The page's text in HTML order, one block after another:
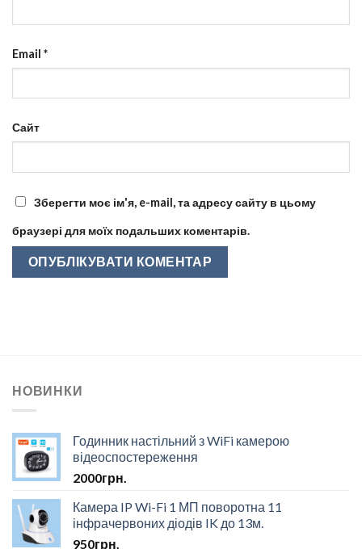
Email *
Сайт
Зберегти моє ім'я, e-mail, та адресу сайту в цьому
браузері для моїх подальших коментарів.
НОВИНКИ
Годинник настільний з WiFi камерою
відеоспостереження
2000грн.
Камера IP Wi-Fi 1 МП поворотна 11
інфрачервоних діодів IK до 13м.
950грн.